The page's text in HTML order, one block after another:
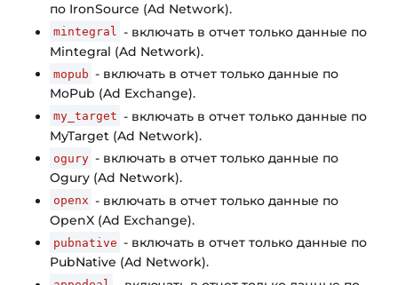
по IronSource (Ad Network).
mintegral - включать в отчет только данные по
Mintegral (Ad Network).
mopub - включать в отчет только данные по
MoPub (Ad Exchange).
my_target - включать в отчет только данные по
MyTarget (Ad Network).
ogury - включать в отчет только данные по
Ogury (Ad Network).
openx - включать в отчет только данные по
OpenX (Ad Exchange).
pubnative - включать в отчет только данные по
PubNative (Ad Network).